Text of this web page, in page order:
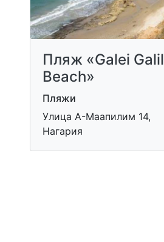
Пляж «Galei Galil
Beach»
Пляжи
Улица А-Маапилим 14,
Нагария